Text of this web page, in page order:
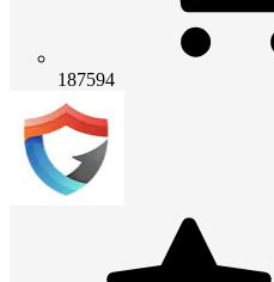
187594